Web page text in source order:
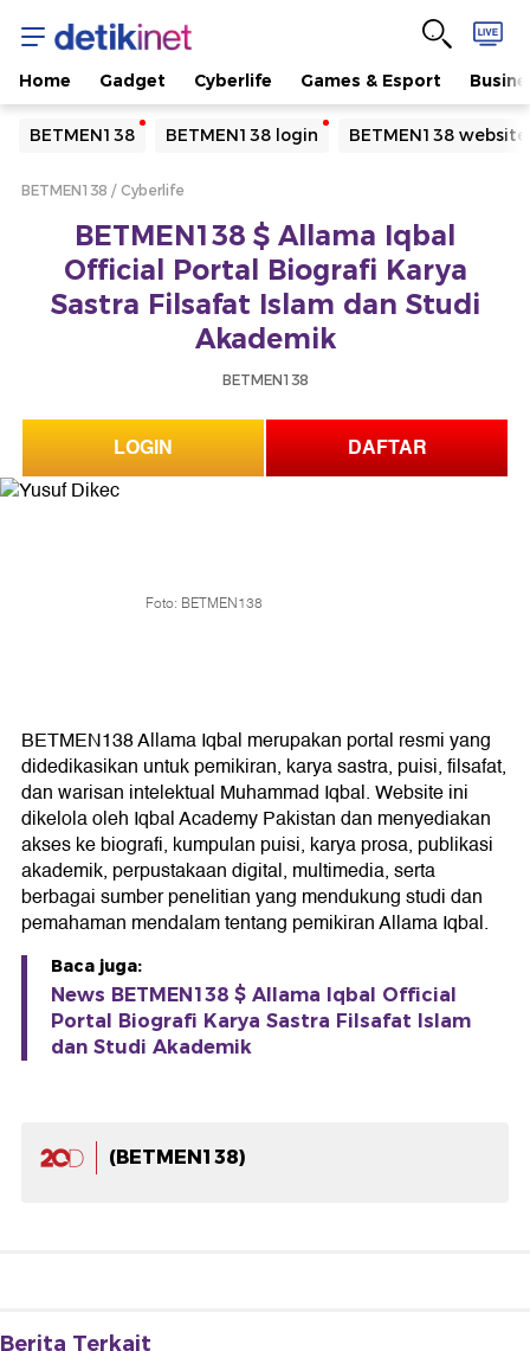
Home Gadget Cyberlife Games & Esport
BETMEN138 BETMEN138 login BETMEN138 website
Yang sedang ramai dicari
Loading...
BETMEN138 Cyberlife
BETMEN138 $ Allama Iqbal
Official Portal Biografi Karya
Sastra Filsafat Islam dan Studi
Akademik
BETMEN138
LOGIN DAFTAR
Foto: BETMEN138
BETMEN138 Allama Iqbal merupakan portal resmi yang
didedikasikan untuk pemikiran, karya sastra, puisi, filsafat,
dan warisan intelektual Muhammad Iqbal. Website ini
dikelola oleh Iqbal Academy Pakistan dan menyediakan
akses ke biografi, kumpulan puisi, karya prosa, publikasi
akademik, perpustakaan digital, multimedia, serta
berbagai sumber penelitian yang mendukung studi dan
pemahaman mendalam tentang pemikiran Allama Iqbal.
Baca juga:
News BETMEN138 $ Allama Iqbal Official
Portal Biografi Karya Sastra Filsafat Islam
dan Studi Akademik
(BETMEN138)
Berita Terkait